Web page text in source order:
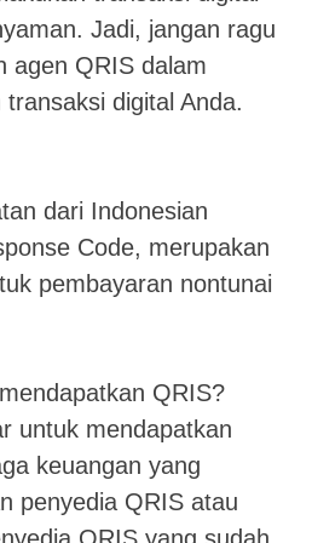
Jadi, jangan ragu
agen QRIS dalam
digital Anda.
dari Indonesian
Code, merupakan
pembayaran nontunai
QRIS?
untuk mendapatkan
keuangan yang
penyedia QRIS atau